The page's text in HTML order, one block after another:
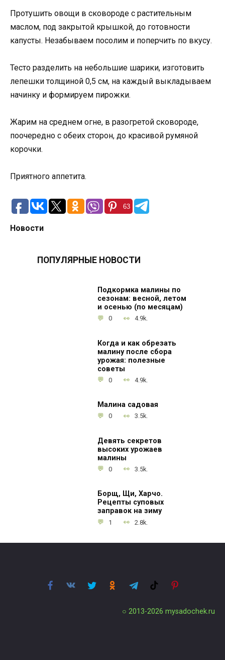
Протушить овощи в сковороде с растительным
маслом, под закрытой крышкой, до готовности
капусты. Незабываем посолим и поперчить по вкусу.
Тесто разделить на небольшие шарики, изготовить
лепешки толщиной 0,5 см, на каждый выкладываем
начинку и формируем пирожки.
Жарим на среднем огне, в разогретой сковороде,
поочередно с обеих сторон, до красивой румяной
корочки.
Приятного аппетита.
63
Новости
ПОПУЛЯРНЫЕ НОВОСТИ
Подкормка малины по
сезонам: весной, летом
и осенью (по месяцам)
0 4.9k.
Когда и как обрезать
малину после сбора
урожая: полезные
советы
0 4.9k.
Малина садовая
0 3.5k.
Девять секретов
высоких урожаев
малины
0 3.5k.
Борщ, Щи, Харчо.
Рецепты суповых
заправок на зиму
1 2.8k.
○ 2013-2026 mysadochek.ru